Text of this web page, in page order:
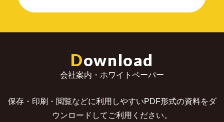
Download
会社案内・ホワイトペーパー
保存・印刷・閲覧などに利用しやすいPDF形式の資料をダ
ウンロードしてご利用ください。